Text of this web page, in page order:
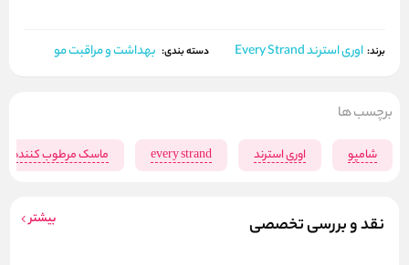
برند: اوری استرند Every Strand دسته بندی: بهداشت و مراقبت مو
نقد و بررسی تخصصی بیشتر
برچسب ها
شامپو اوری استرند every strand ماسک مرطوب کننده